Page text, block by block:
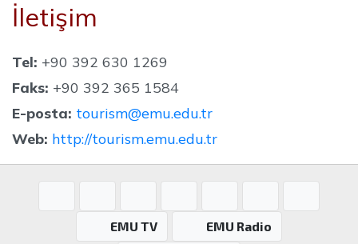
İletişim
Tel: +90 392 630 1269
Faks: +90 392 365 1584
E-posta: tourism@emu.edu.tr
Web: http://tourism.emu.edu.tr
EMU TV
EMU Radio